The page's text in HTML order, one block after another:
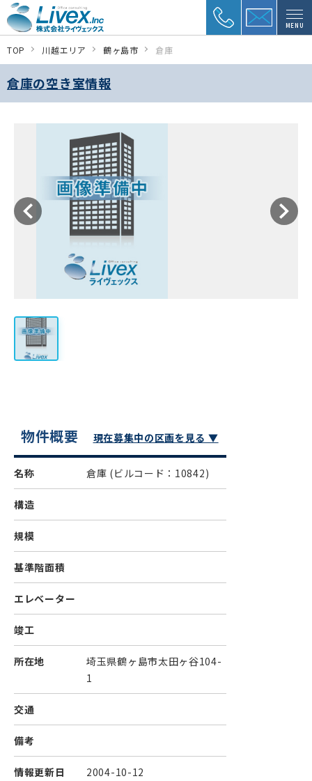
MENU
TOP 川越エリア 鶴ヶ島市 倉庫
倉庫の空き室情報
物件概要 現在募集中の区画を見る ▼
名称 倉庫 (ビルコード：10842)
構造
規模
基準階面積
エレベーター
竣工
所在地
埼玉県鶴ヶ島市太田ヶ谷104-
1
交通
備考
情報更新日 2004-10-12